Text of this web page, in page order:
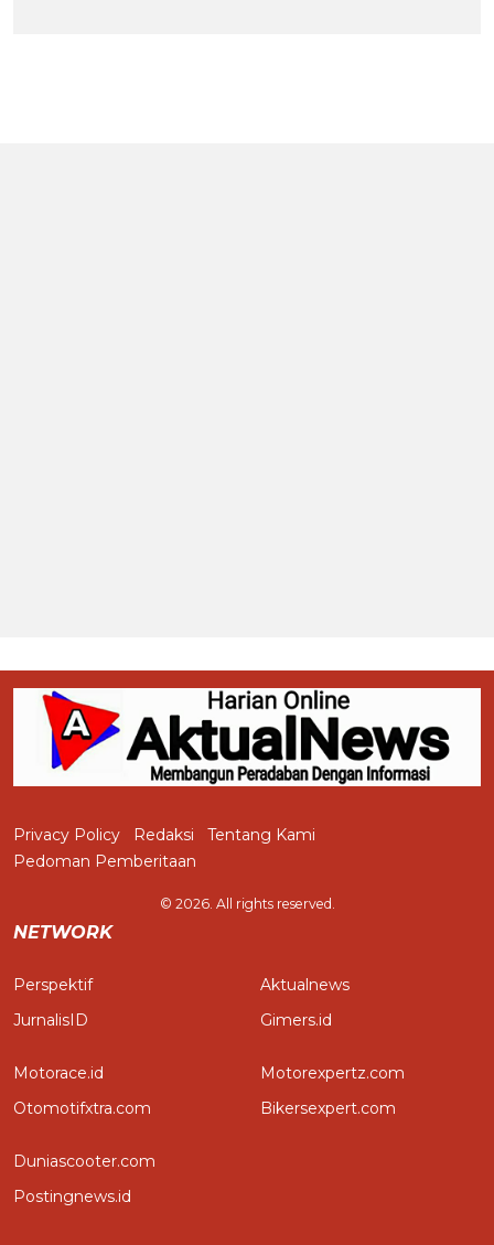
Privacy Policy Redaksi
Tentang Kami
Pedoman Pemberitaan
© 2026. All rights reserved.
NETWORK
Perspektif
JurnalisID
Aktualnews
Gimers.id
Motorace.id
Otomotifxtra.com
Motorexpertz.com
Bikersexpert.com
Duniascooter.com
Postingnews.id